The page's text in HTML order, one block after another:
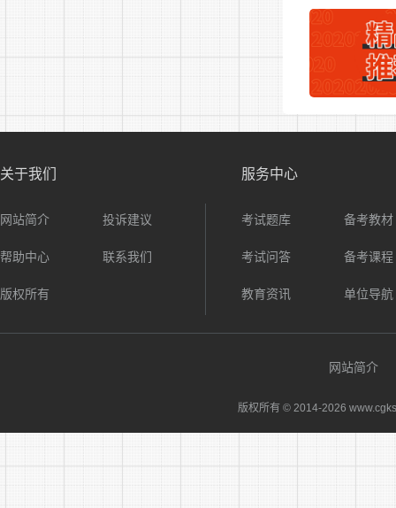
学
关于我们
网站简介 投诉建议
帮助中心 联系我们
版权所有
服务中心
考试题库 备考教材
考试问答 备考课程
教育资讯 单位导航
网站简介
版权所有 © 2014-2026